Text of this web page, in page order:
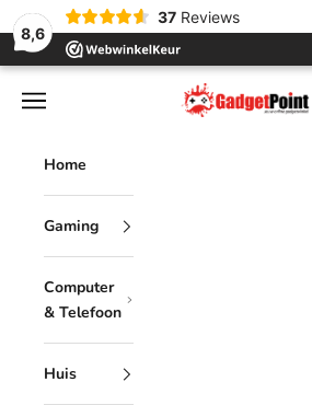
8,6
37 Reviews
Naar inhoud
Gadgetpoint
Menu
Home
Gaming
Computer
& Telefoon
Huis